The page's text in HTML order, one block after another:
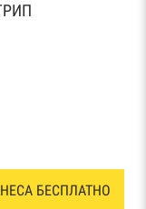
БЕСПЛАТНО